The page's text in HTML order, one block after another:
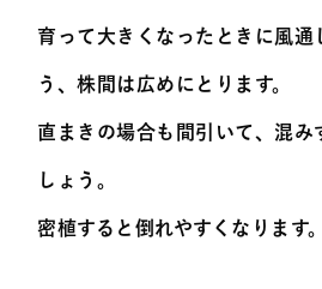
育って大きくなったときに風通
う、株間は広めにとります。
直まきの場合も間引いて、混み
しょう。
密植すると倒れやすくなります。